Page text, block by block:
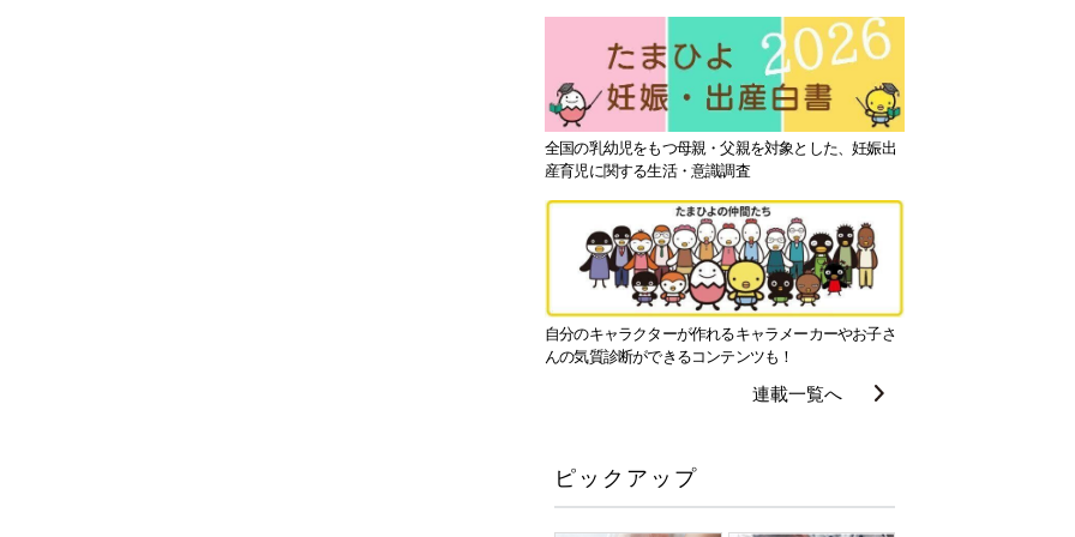
全国の乳幼児をもつ母親・父親を対象とした、妊娠出
産育児に関する生活・意識調査
自分のキャラクターが作れるキャラメーカーやお子さ
んの気質診断ができるコンテンツも！
連載一覧へ
ピックアップ